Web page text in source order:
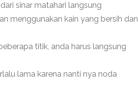
sinar matahari langsung
menggunakan kain yang bersih dan
titik, anda harus langsung
lama karena nanti nya noda